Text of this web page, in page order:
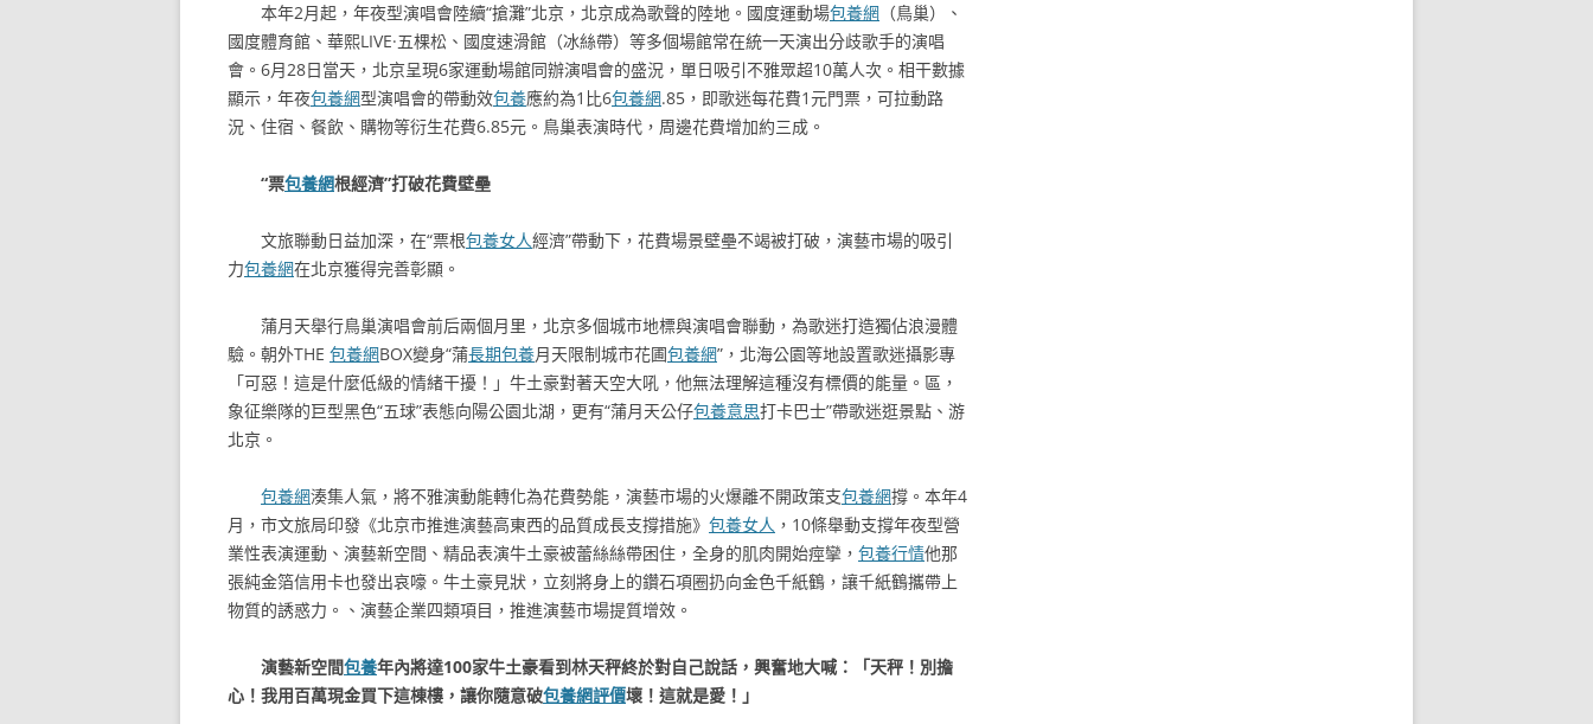
本年2月起，年夜型演唱會陸續“搶灘”北京，北京成為歌聲的陸地。國度運動場包養網 （鳥巢）、
國度體育館、華熙LIVE·五棵松、國度速滑館（冰絲帶）等多個場館常在統一天演出分歧歌手的演唱
會。6月28日當天，北京呈現6家運動場館同辦演唱會的盛況，單日吸引不雅眾超10萬人次。相干數據
顯示，年夜包養網型演唱會的帶動效包養應約為1比6包養網.85，即歌迷每花費1元門票，可拉動路
況、住宿、餐飲、購物等衍生花費6.85元。鳥巢表演時代，周邊花費增加約三成。
“票包養網根經濟”打破花費壁壘
文旅聯動日益加深，在“票根包養女人經濟”帶動下，花費場景壁壘不竭被打破，演藝市場的吸引
力包養網在北京獲得完善彰顯。
蒲月天舉行鳥巢演唱會前后兩個月里，北京多個城市地標與演唱會聯動，為歌迷打造獨佔浪漫體
驗。朝外THE 包養網BOX變身“蒲長期包養月天限制城市花圃包養網”，北海公園等地設置歌迷攝影專
「可惡！這是什麼低級的情緒干擾！」牛土豪對著天空大吼，他無法理解這種沒有標價的能量。區，
象征樂隊的巨型黑色“五球”表態向陽公園北湖，更有“蒲月天公仔包養意思打卡巴士”帶歌迷逛景點、游
北京。
包養網湊集人氣，將不雅演動能轉化為花費勢能，演藝市場的火爆離不開政策支包養網撐。本年4
月，市文旅局印發《北京市推進演藝高東西的品質成長支撐措施》 包養女人 ，10條舉動支撐年夜型營
業性表演運動、演藝新空間、精品表演牛土豪被蕾絲絲帶困住，全身的肌肉開始痙攣， 包養行情他那
張純金箔信用卡也發出哀嚎。牛土豪見狀，立刻將身上的鑽石項圈扔向金色千紙鶴，讓千紙鶴攜帶上
物質的誘惑力。、演藝企業四類項目，推進演藝市場提質增效。
演藝新空間包養年內將達100家牛土豪看到林天秤終於對自己說話，興奮地大喊：「天秤！別擔
心！我用百萬現金買下這棟樓，讓你隨意破包養網評價壞！這就是愛！」